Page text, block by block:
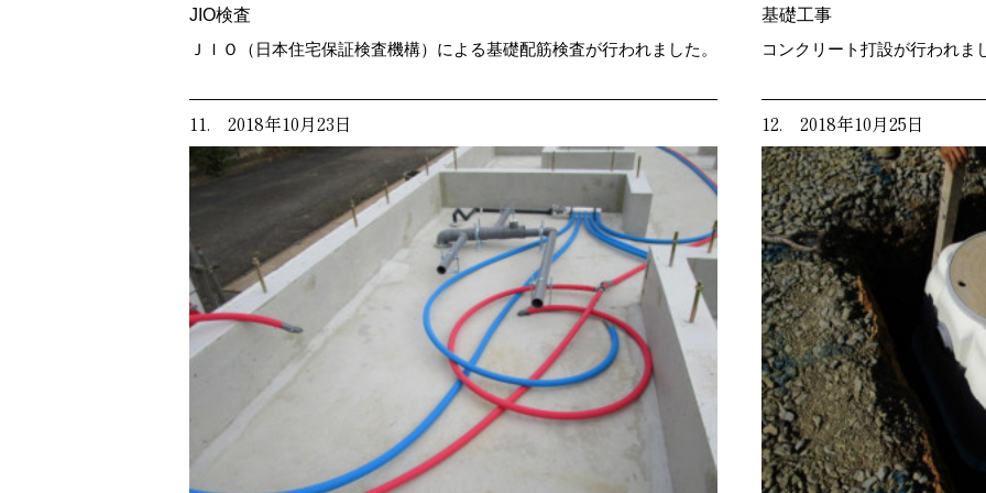
JIO検査
ＪＩＯ（日本住宅保証検査機構）による基礎配筋検査が行われました。
基礎工事
コンクリート打設が行われま
11. 2018年10月23日 12. 2018年10月25日